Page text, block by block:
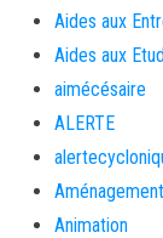
Aides aux
Aides aux
aimécésaire
ALERTE
Animation